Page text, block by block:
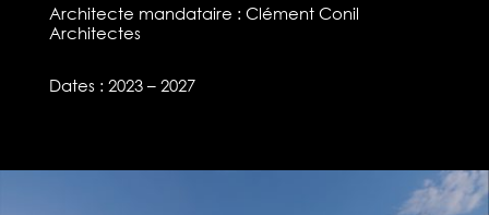
Architecte mandataire : Clément Conil
Architectes
Dates : 2023 – 2027